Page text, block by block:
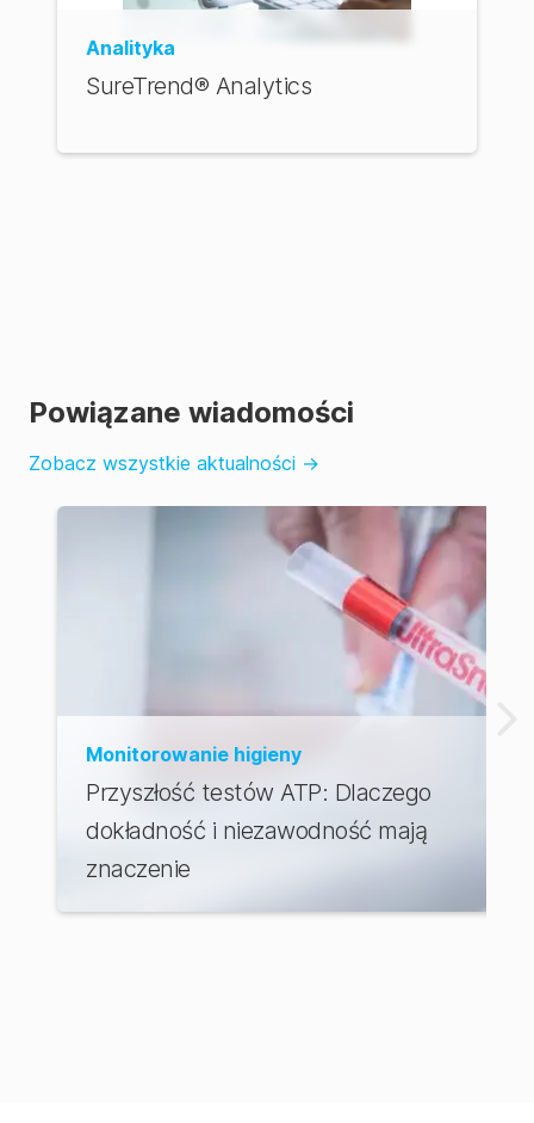
Analityka
SureTrend® Analytics
Powiązane wiadomości
Zobacz wszystkie aktualności →
Monitorowanie higieny
Przyszłość testów ATP: Dlaczego
dokładność i niezawodność mają
znaczenie